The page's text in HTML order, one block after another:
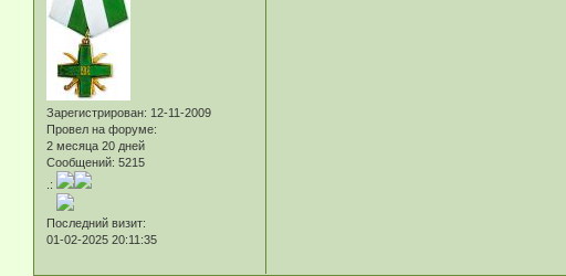
Зарегистрирован: 12-11-2009
Провел на форуме:
2 месяца 20 дней
Сообщений: 5215
.:
Последний визит:
01-02-2025 20:11:35